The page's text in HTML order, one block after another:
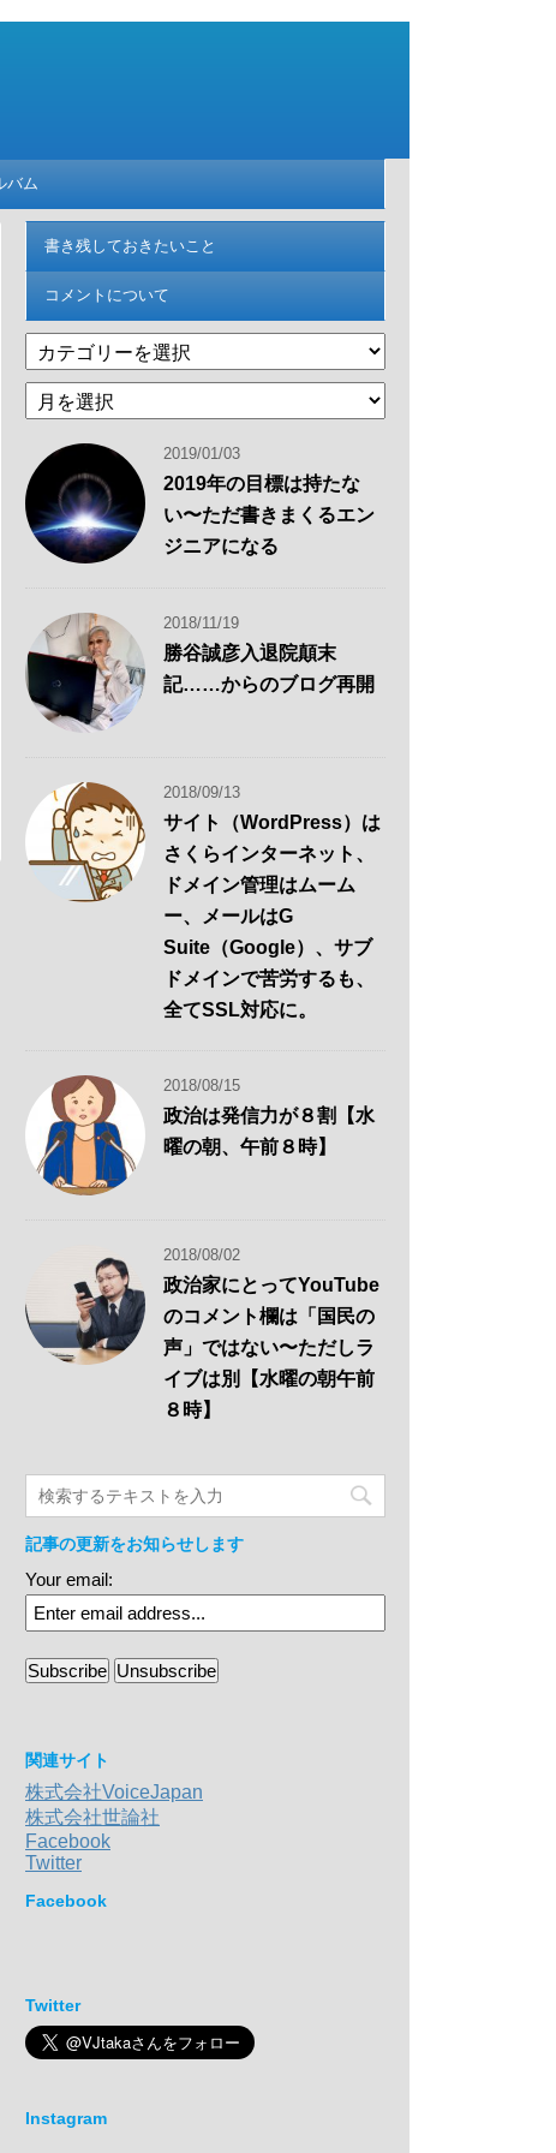
バム
書き残しておきたいこと
コメントについて
テ
ゴ
リ
過
去
記
事
2019/01/03
2019年の目標は持たな
い〜ただ書きまくるエン
ジニアになる
2018/11/19
勝谷誠彦入退院顛末
記……からのブログ再開
2018/09/13
サイト（WordPress）は
さくらインターネット、
ドメイン管理はムーム
ー、メールはG
Suite（Google）、サブ
ドメインで苦労するも、
全てSSL対応に。
2018/08/15
政治は発信力が８割【水
曜の朝、午前８時】
2018/08/02
政治家にとってYouTube
のコメント欄は「国民の
声」ではない〜ただしラ
イブは別【水曜の朝午前
８時】
記事の更新をお知らせします
Your email:
関連サイト
株式会社VoiceJapan
株式会社世論社
Facebook
Twitter
Facebook
Twitter
Instagram